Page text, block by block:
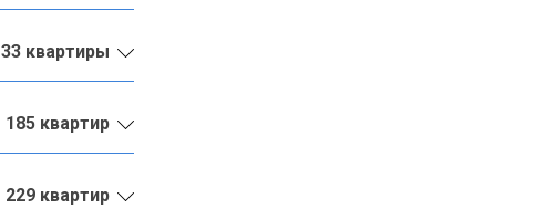
33 квартиры
185 квартир
229 квартир